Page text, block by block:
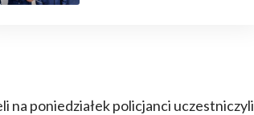
na poniedziałek policjanci uczestniczyli